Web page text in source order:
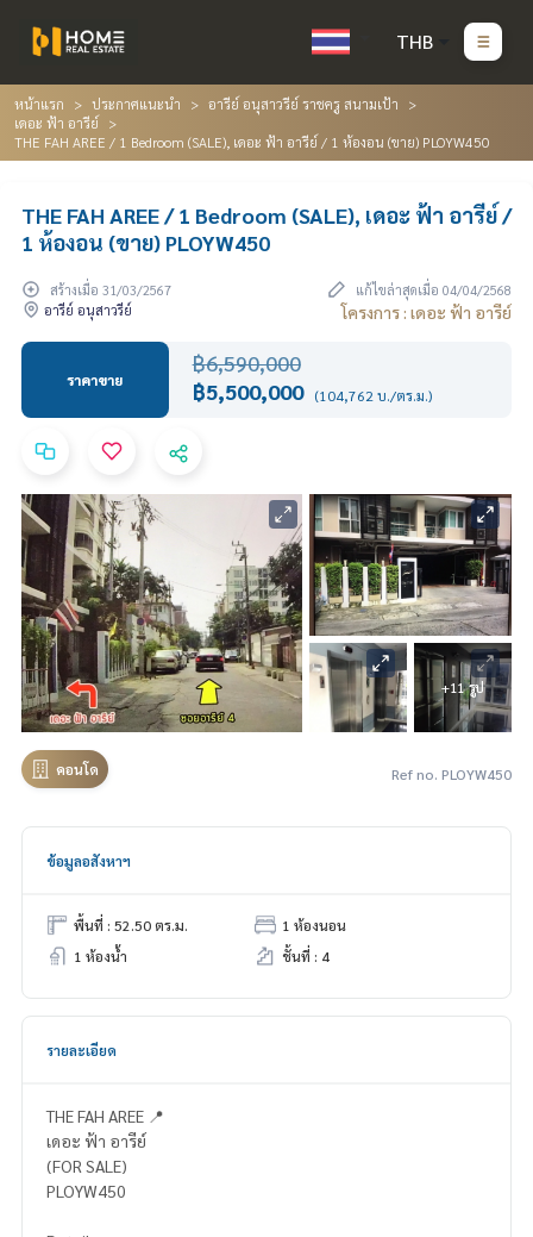
THB
หน้าแรก ประกาศแนะนำ
อารีย์ อนุสาวรีย์ ราชครู สนามเป้า
เดอะ ฟ้า อารีย์
THE FAH AREE / 1 Bedroom (SALE), เดอะ ฟ้า อารีย์ / 1 ห้องอน (ขาย) PLOYW450
THE FAH AREE / 1 Bedroom (SALE), เดอะ ฟ้า อารีย์ /
1 ห้องอน (ขาย) PLOYW450
สร้างเมื่อ 31/03/2567
แก้ไขล่าสุดเมื่อ 04/04/2568
อารีย์ อนุสาวรีย์
โครงการ : เดอะ ฟ้า อารีย์
ราคาขาย
฿6,590,000
฿5,500,000 (104,762 บ./ตร.ม.)
+11 รูป
คอนโด Ref no. PLOYW450
ข้อมูลอสังหาฯ
พื้นที่ : 52.50 ตร.ม.
1 ห้องนอน
1 ห้องน้ำ
ชั้นที่ : 4
รายละเอียด
THE FAH AREE 📍
เดอะ ฟ้า อารีย์
(FOR SALE)
PLOYW450